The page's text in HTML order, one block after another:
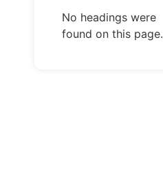
No headings were
found on this page.